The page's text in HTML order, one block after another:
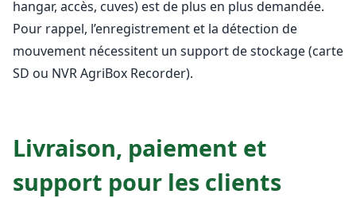
hangar, accès, cuves) est de plus en plus demandée.
Pour rappel, l’enregistrement et la détection de
mouvement nécessitent un support de stockage (carte
SD ou NVR AgriBox Recorder).
Livraison, paiement et
support pour les clients